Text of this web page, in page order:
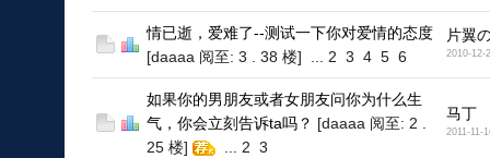
情已逝，爱难了--测试一下你对爱情的态度
[daaaa 阅至: 3 . 38 楼]
2 3 4 5 6
片翼
2010-12-
如果你的男朋友或者女朋友问你为什么生
气，你会立刻告诉ta吗？ [daaaa 阅至: 2 .
25 楼]
2 3
马丁
2011-11-